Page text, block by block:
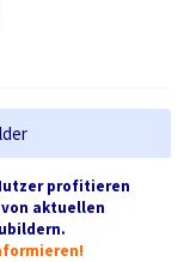
profitieren
aktuellen